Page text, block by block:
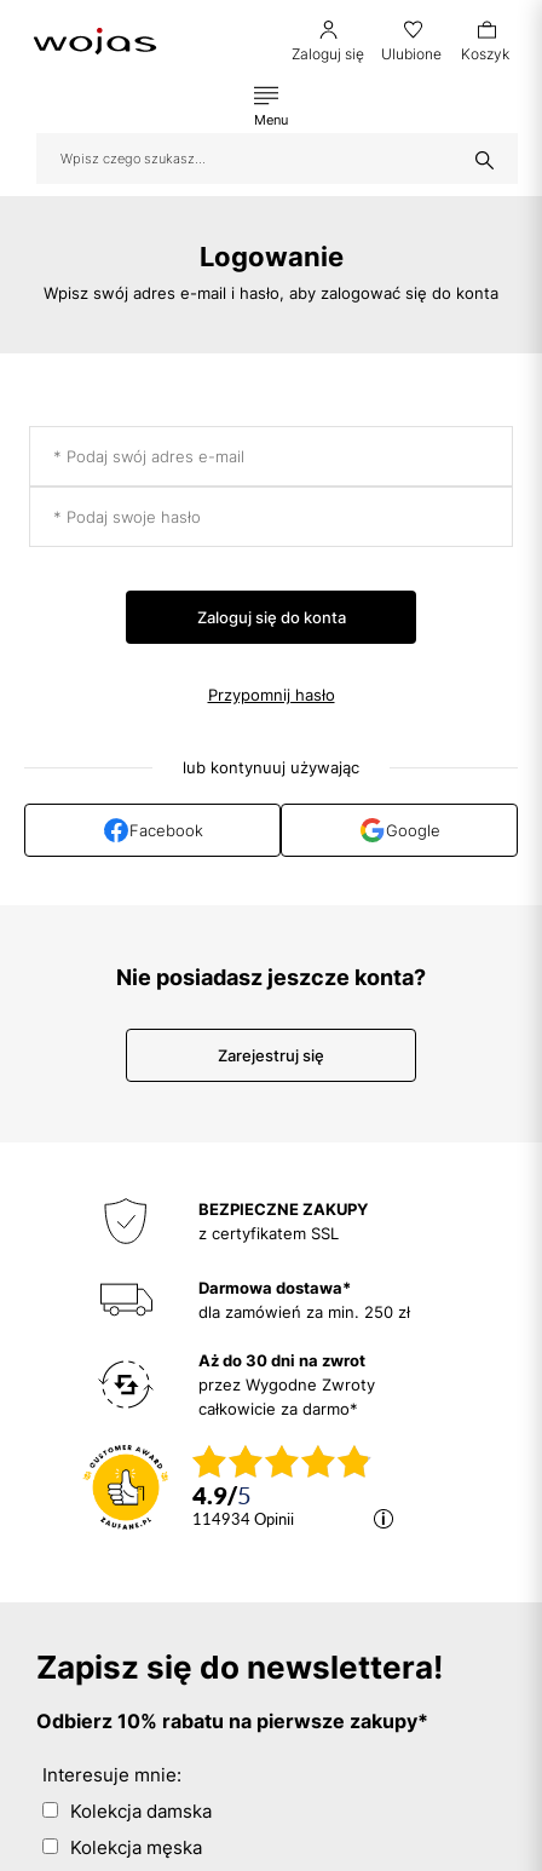
Zaloguj się Ulubione Koszyk
Menu
Logowanie
Wpisz swój adres e-mail i hasło, aby zalogować się do konta
* Podaj swój adres e-mail
* Podaj swoje hasło
Zaloguj się do konta
Przypomnij hasło
lub kontynuuj używając
Facebook Google
Nie posiadasz jeszcze konta?
Zarejestruj się
BEZPIECZNE ZAKUPY
z certyfikatem SSL
Darmowa dostawa*
dla zamówień za min. 250 zł
Aż do 30 dni na zwrot
przez Wygodne Zwroty
całkowicie za darmo*
4.9/5
114934 opinii
Zapisz się do newslettera!
Odbierz 10% rabatu na pierwsze zakupy*
Interesuje mnie:
Kolekcja damska
Kolekcja męska